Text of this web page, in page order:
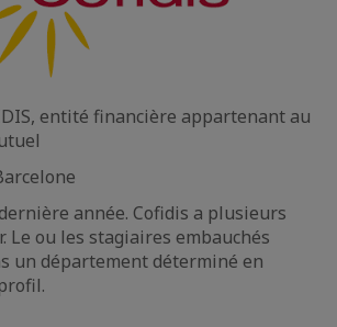
entité financière appartenant au
année. Cofidis a plusieurs
Le ou les stagiaires embauchés
un département déterminé en